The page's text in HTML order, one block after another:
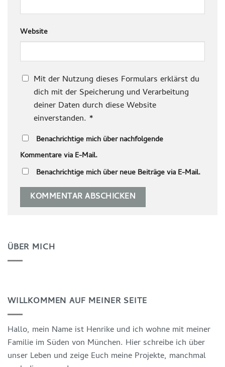
Website
Mit der Nutzung dieses Formulars erklärst du
dich mit der Speicherung und Verarbeitung
deiner Daten durch diese Website
einverstanden. *
Benachrichtige mich über nachfolgende
Kommentare via E-Mail.
Benachrichtige mich über neue Beiträge via E-Mail.
ÜBER MICH
WILLKOMMEN AUF MEINER SEITE
Hallo, mein Name ist Henrike und ich wohne mit meiner
Familie im Süden von München. Hier schreibe ich über
unser Leben und zeige Euch meine Projekte, manchmal